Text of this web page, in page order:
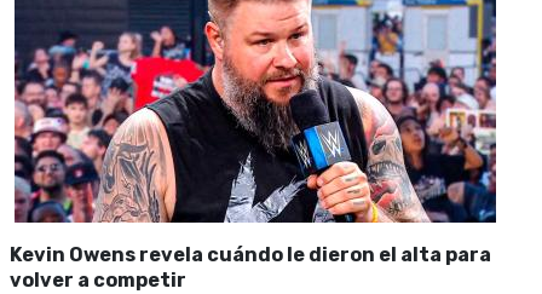
Kevin Owens revela cuándo le dieron el alta para
volver a competir